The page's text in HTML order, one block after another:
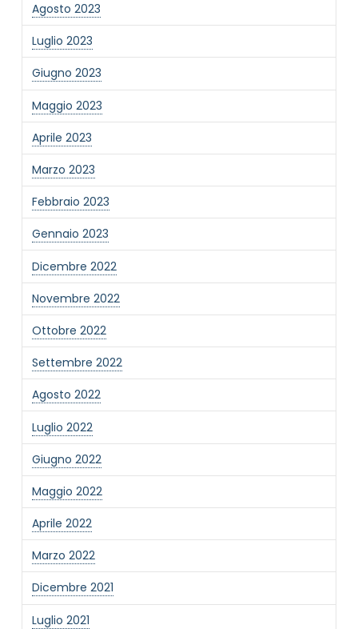
Agosto 2023
Luglio 2023
Giugno 2023
Maggio 2023
Aprile 2023
Marzo 2023
Febbraio 2023
Gennaio 2023
Dicembre 2022
Novembre 2022
Ottobre 2022
Settembre 2022
Agosto 2022
Luglio 2022
Giugno 2022
Maggio 2022
Aprile 2022
Marzo 2022
Dicembre 2021
Luglio 2021